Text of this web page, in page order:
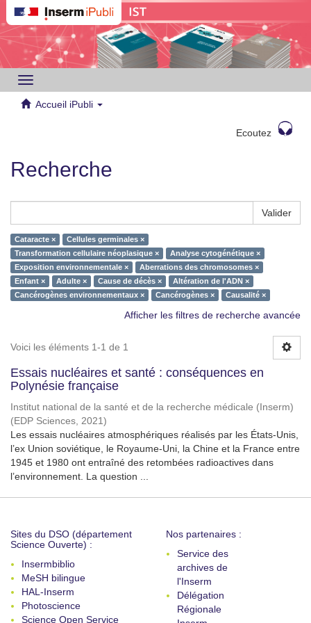
Toggle
navigation
Accueil iPubli
Ecoutez
Recherche
Valider
Cataracte ×
Cellules germinales ×
Transformation cellulaire néoplasique ×
Analyse cytogénétique ×
Exposition environnementale ×
Aberrations des chromosomes ×
Enfant ×
Adulte × Cause de décès ×
Altération de l'ADN ×
Cancérogènes environnementaux ×
Cancérogènes × Causalité ×
Afficher les filtres de recherche avancée
Voici les éléments 1-1 de 1
Essais nucléaires et santé : conséquences en
Polynésie française
Institut national de la santé et de la recherche médicale (Inserm)
(EDP Sciences, 2021)
Les essais nucléaires atmosphériques réalisés par les États-Unis,
l’ex Union soviétique, le Royaume-Uni, la Chine et la France entre
1945 et 1980 ont entraîné des retombées radioactives dans
l’environnement. La question ...
Sites du DSO (département
Science Ouverte) :
Insermbiblio
MeSH bilingue
HAL-Inserm
Photoscience
Science Open Service
Nos partenaires :
Service des
archives de
l'Inserm
Délégation
Régionale